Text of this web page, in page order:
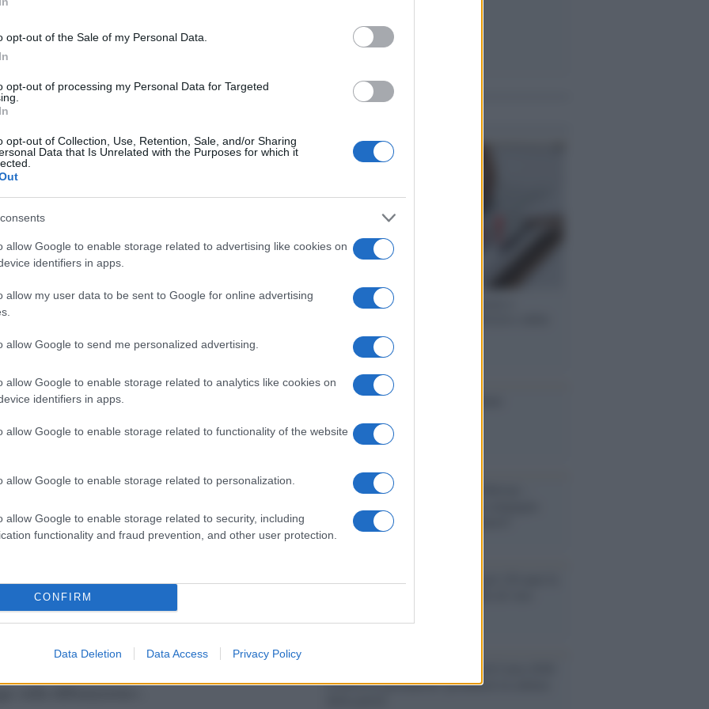
opt-out of the Sale of my Personal Data.
opt-out of processing my Personal Data for Targeted
opt-out of Collection, Use, Retention, Sale, and/or Sharing
Data that Is Unrelated with the Purposes for which it
allow Google to enable storage related to advertising like cookies on
identifiers in apps.
allow my user data to be sent to Google for online advertising
allow Google to send me personalized advertising.
allow Google to enable storage related to analytics like cookies on
identifiers in apps.
allow Google to enable storage related to functionality of the website
allow Google to enable storage related to personalization.
allow Google to enable storage related to security, including
functionality and fraud prevention, and other user protection.
CONFIRM
Data Deletion Data Access Privacy Policy
più». È la «morte non accidentale di una
«anche con una buona manciata di voti di
di non partecipare al voto. Vita sottolinea
un clima diverso in aula».
e Stefano Corradino
quel pessimo testo sia chiuso in un
sia buttata direttamente nel Tevere. Chi
di cronaca è stato sconfitto. Un grazie alla Fnsi,
Cronisti e a tutte le associazioni che per
della Costituzione dai suoi molestatori».
Franco Siddi , segretario della
spiega: «La grande iniziativa unitaria di Fieg e
di evidenziare come si fosse arrivati
giornalismo volto a garantire alle cittadine e ai
dell”articolo 1 del ddl sulla diffamazione
del Pdl, commentando in sala stampa il
risultato finale.
registro. «Grande soddisfazione – dice –
sulla diffamazione».
Hate speech /
Cpo a tutte le vittime
redazione
L'editoriale /
L'editoriale /
elettorale. Questa volta funzionerà?
La storia /Le 10 maestre che già 120 anni fa
a GiULiA giornaliste: promuove la cultura